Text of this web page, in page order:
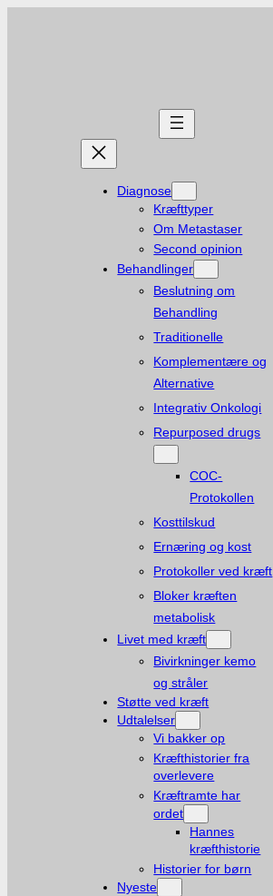
Diagnose
Kræfttyper
Om Metastaser
Second opinion
Behandlinger
Beslutning om
Behandling
Traditionelle
Komplementære og
Alternative
Integrativ Onkologi
Repurposed drugs
COC-
Protokollen
Kosttilskud
Ernæring og kost
Protokoller ved kræft
Bloker kræften
metabolisk
Livet med kræft
Bivirkninger kemo
og stråler
Støtte ved kræft
Udtalelser
Vi bakker op
Kræfthistorier fra
overlevere
Kræftramte har
ordet
Hannes
kræfthistorie
Historier for børn
Nyeste